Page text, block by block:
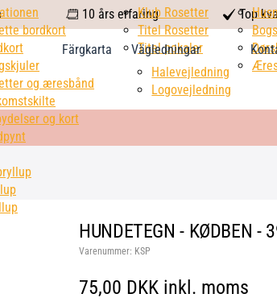
calendar
10 års erfaring
check
mark
Top
Färgkarta
Vägledningar
Halevejledning
Logovejledning
bordkort
og æresbånd
og kort
Klub Rosetter
Titel Rosetter
Titel pokaler
HUNDETEGN - KØDBEN -
Varenummer: KSP
75,00 DKK inkl. moms